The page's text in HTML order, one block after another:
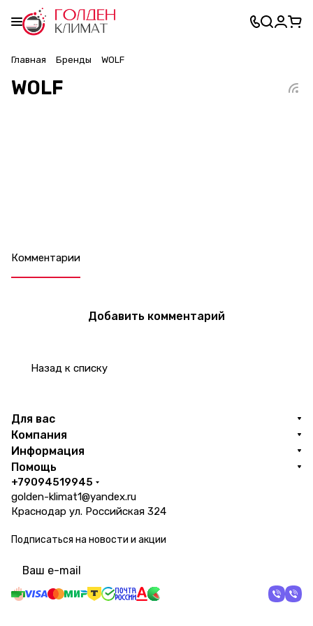
Главная Бренды WOLF
WOLF
Комментарии
Добавить комментарий
Назад к списку
Для вас
Компания
Информация
Помощь
+79094519945
golden-klimat1@yandex.ru
Краснодар ул. Российская 324
Подписаться на новости и акции